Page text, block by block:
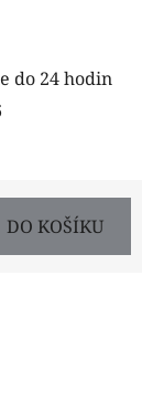
do 24 hodin
DO KOŠÍKU